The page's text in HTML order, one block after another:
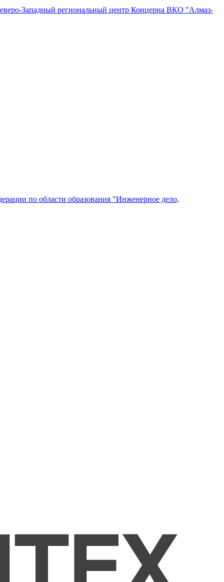
Западный региональный центр Концерна ВКО "Алмаз-
по области образования "Инженерное дело,